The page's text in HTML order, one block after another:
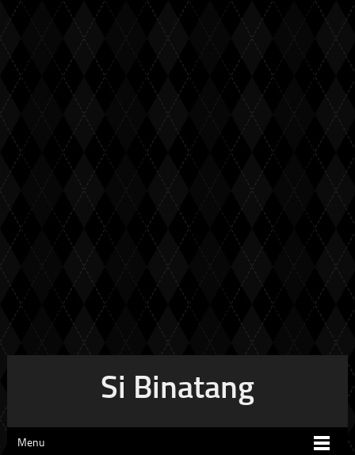
Si Binatang
Menu